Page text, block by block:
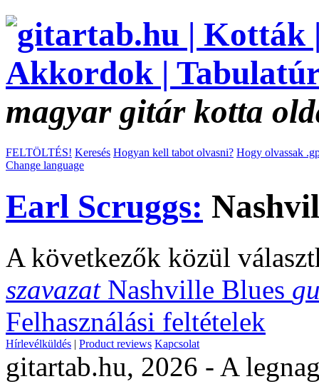
magyar gitár kotta
FELTÖLTÉS! Keresés Hogyan kell tabot olvasni? Hogy olvassak
Change language
Earl Scruggs:
A következők közül
szavazat Nashville Blues
Felhasználási feltételek
Hírlevélküldés | Product reviews Kapcsolat
gitartab.hu, 2026 - A